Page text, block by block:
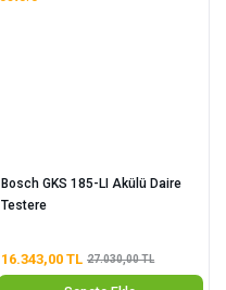
Bosch GKS 185-LI Akülü Daire
Testere
16.343,00 TL 27.030,00 TL